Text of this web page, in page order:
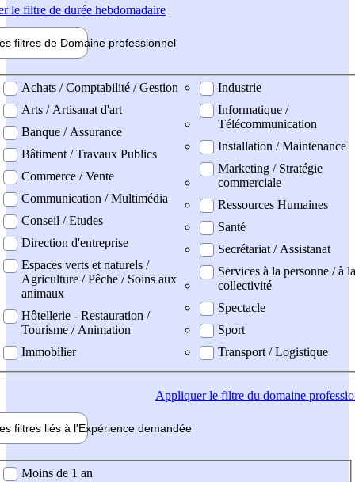
le filtre de durée hebdomadaire
filtres de Domaine professionnel
professionel
Achats / Comptabilité / Gestion
Arts / Artisanat d'art
Banque / Assurance
Bâtiment / Travaux Publics
Commerce / Vente
Communication / Multimédia
Conseil / Etudes
Direction d'entreprise
Espaces verts et naturels /
Agriculture / Pêche / Soins aux
animaux
Hôtellerie - Restauration /
Tourisme / Animation
Immobilier
Industrie
Informatique /
Télécommunication
Installation / Maintenance
Marketing / Stratégie
commerciale
Ressources Humaines
Santé
Secrétariat / Assistanat
Services à la personne / à la
collectivité
Spectacle
Sport
Transport / Logistique
Appliquerle filtre du domaine
filtres liés à l'Expérience demandée
demandée
Moins de 1 an